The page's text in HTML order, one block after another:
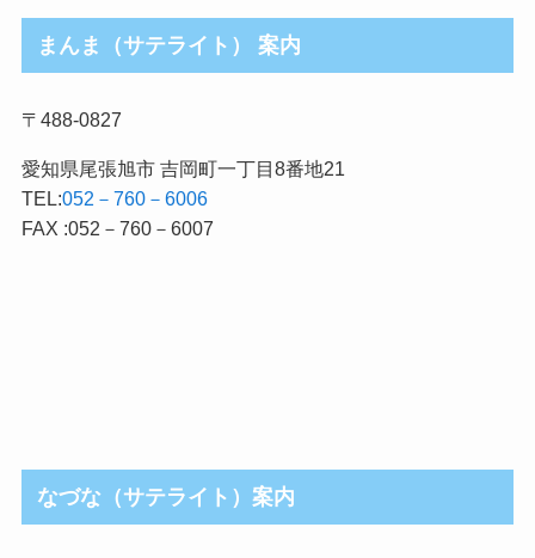
まんま（サテライト） 案内
〒488-0827
愛知県尾張旭市 吉岡町一丁目8番地21
TEL:052－760－6006
FAX :052－760－6007
なづな（サテライト）案内